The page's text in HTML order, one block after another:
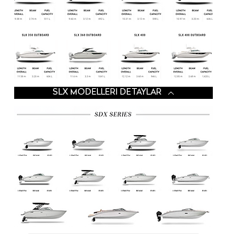
SLX MODELLERI DETAYLAR